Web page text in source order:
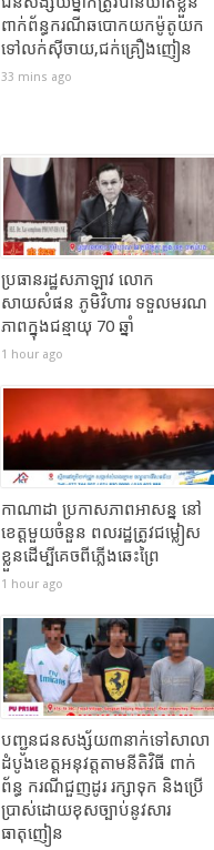
ពាក់ព័ន្ធករណីឆបោកយកម៉ូតូយក
ទៅលក់ស៊ីចាយ,ជក់គ្រឿងញៀន
33 mins ago
ប្រធានរដ្ឋសភាឡាវ លោក
សាយសំផន ភូមិវិហារ ទទួលមរណ
ភាពក្នុងជន្មាយុ 70 ឆ្នាំ
1 hour ago
កាណាដា ប្រកាសភាពអាសន្ន នៅ
ខេត្តមួយចំនួន ពលរដ្ឋត្រូវជម្លៀស
ខ្លួនដើម្បីគេចពីភ្លើងឆេះព្រៃ
1 hour ago
បញ្ជូនជនសង្ស័យ៣នាក់ទៅសាលា
ដំបូងខេត្តឣនុវត្តតាមនីតិវិធី ពាក់
ព័ន្ធ ករណីជួញដូរ រក្សាទុក និងប្រើ
ប្រាស់ដោយខុសច្បាប់នូវសារ
ធាតុញៀន